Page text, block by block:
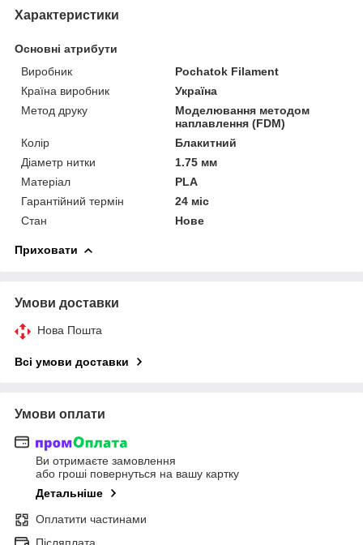
Характеристики
Основні атрибути
Виробник
Pochatok Filament
Країна виробник
Україна
Метод друку
Моделювання методом
наплавлення (FDM)
Колір
Блакитний
Діаметр нитки
1.75 мм
Матеріал
PLA
Гарантійний термін
24 міс
Стан
Нове
Приховати
Умови доставки
Нова Пошта
Всі умови доставки
Умови оплати
Ви отримаєте замовлення
або гроші повернуться на вашу картку
Детальніше
Оплатити частинами